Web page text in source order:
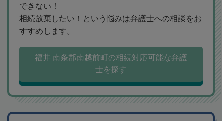
できない！
相続放棄したい！という悩みは弁護士への相談をお
すすめします。
福井 南条郡南越前町の相続対応可能な弁護
士を探す